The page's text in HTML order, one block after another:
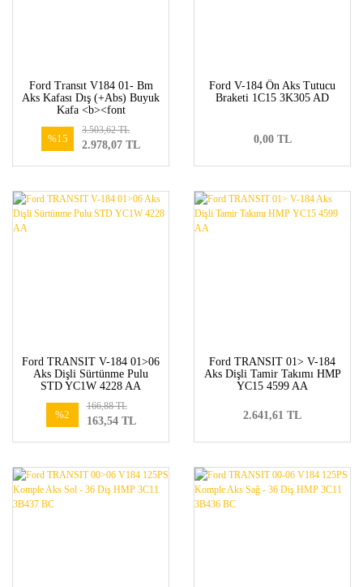
Ford Transıt V184 01- Bm
Aks Kafası Dış (+Abs) Buyuk
Kafa <b><font
BA-4558415</font></b>
%15
2.978,07 TL
3.503,62 TL
Ford V-184 Ön Aks Tutucu
Braketi 1C15 3K305 AD
0,00 TL
Ford TRANSIT V-184 01>06
Aks Dişli Sürtünme Pulu
STD YC1W 4228 AA
%2
163,54 TL
166,88 TL
Ford TRANSIT 01> V-184
Aks Dişli Tamir Takımı HMP
YC15 4599 AA
2.641,61 TL